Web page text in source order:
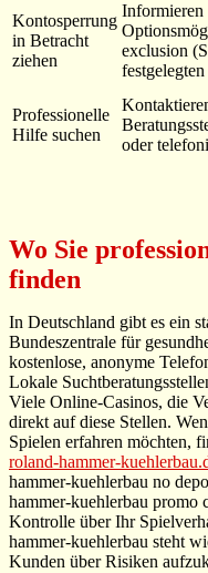
Kontosperrung
in Betracht
ziehen
Informieren
exclusion
Professionelle
Hilfe suchen
oder
Wo Sie
finden
In Deutschland gibt es ein
Bundeszentrale für
kostenlose, anonyme
Lokale
Viele Online-Casinos, die
direkt auf diese Stellen.
Spielen erfahren möchten,
roland-hammer-
hammer-kuehlerbau no
hammer-kuehlerbau promo
Kontrolle über Ihr
hammer-kuehlerbau steht
Kunden über Risiken